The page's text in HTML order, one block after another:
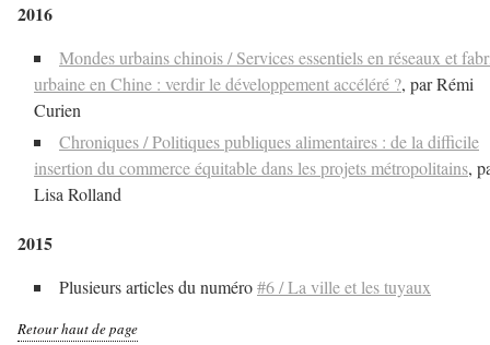
2016
Mondes urbains chinois / Services essentiels en réseaux et
urbaine en Chine : verdir le développement accéléré ?, par Rémi
Curien
Chroniques / Politiques publiques alimentaires : de la difficile
insertion du commerce équitable dans les projets métropolitains,
Lisa Rolland
2015
Plusieurs articles du numéro#6 / La ville et les tuyaux
Retour haut de page